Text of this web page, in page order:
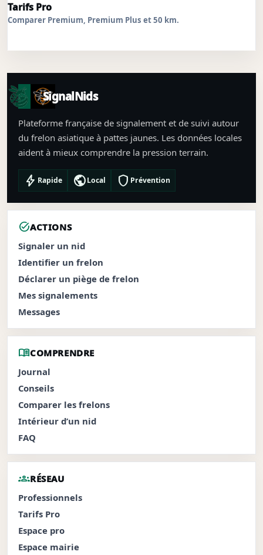
Tarifs Pro
Comparer Premium, Premium Plus et 50 km.
SignalNids
Plateforme française de signalement et de suivi autour
du frelon asiatique à pattes jaunes. Les données locales
aident à mieux comprendre la pression terrain.
bolt Rapide publicLocal shield Prévention
task_altACTIONS
Signaler un nid
Identifier un frelon
Déclarer un piège de frelon
Mes signalements
Messages
menu_bookCOMPRENDRE
Journal
Conseils
Comparer les frelons
Intérieur d’un nid
FAQ
groupsRÉSEAU
Professionnels
Tarifs Pro
Espace pro
Espace mairie